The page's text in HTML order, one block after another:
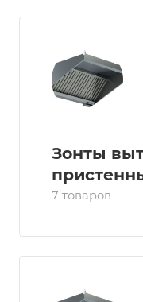
Зонты
7 товаров